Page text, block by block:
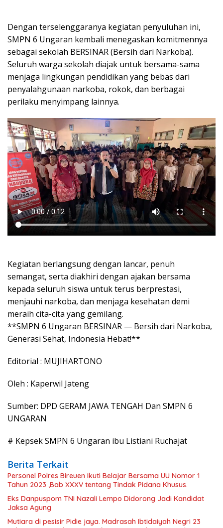
Dengan terselenggaranya kegiatan penyuluhan ini,
SMPN 6 Ungaran kembali menegaskan komitmennya
sebagai sekolah BERSINAR (Bersih dari Narkoba).
Seluruh warga sekolah diajak untuk bersama-sama
menjaga lingkungan pendidikan yang bebas dari
penyalahgunaan narkoba, rokok, dan berbagai
perilaku menyimpang lainnya.
Kegiatan berlangsung dengan lancar, penuh
semangat, serta diakhiri dengan ajakan bersama
kepada seluruh siswa untuk terus berprestasi,
menjauhi narkoba, dan menjaga kesehatan demi
meraih cita-cita yang gemilang.
**SMPN 6 Ungaran BERSINAR — Bersih dari Narkoba,
Generasi Sehat, Indonesia Hebat!**
Editorial : MUJIHARTONO
Oleh : Kaperwil Jateng
Sumber: DPD GERAM JAWA TENGAH Dan SMPN 6
UNGARAN
# Kepsek SMPN 6 Ungaran ibu Listiani Ruchajat
Berita Terkait
Personel Polres Bireuen Ikuti Belajar Bersama UU Nomor 1
Tahun 2023 ,Bab XXXV tentang Tindak Pidana Khusus.
Eks Danpuspom TNI Nazali Lempo Didorong Jadi Kandidat
Jaksa Agung
Mutiara di pesisir Pidie jaya. Madrasah Ibtidaiyah Negri 23